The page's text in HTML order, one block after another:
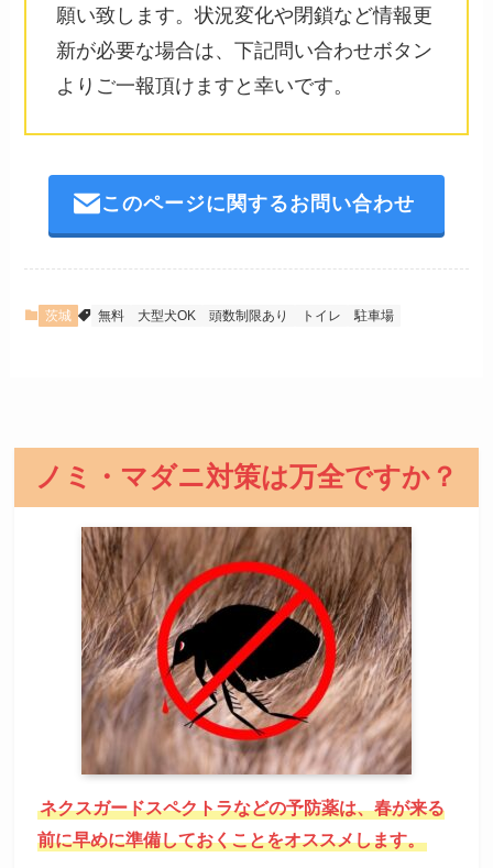
願い致します。状況変化や閉鎖など情報更
新が必要な場合は、下記問い合わせボタン
よりご一報頂けますと幸いです。
このページに関するお問い合わせ
茨城 無料 大型犬OK 頭数制限あり トイレ 駐車場
ノミ・マダニ対策は万全ですか？
ネクスガードスペクトラなどの予防薬は、春が来る
前に早めに準備しておくことをオススメします。